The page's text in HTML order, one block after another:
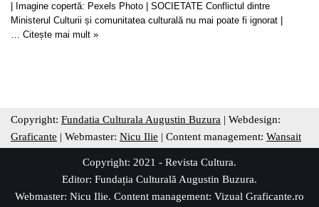
| Imagine copertă: Pexels Photo | SOCIETATE Conflictul dintre
Ministerul Culturii și comunitatea culturală nu mai poate fi ignorat |
… Citește mai mult »
Copyright: Fundatia Culturala Augustin Buzura | Webdesign:
Graficante | Webmaster: Nicu Ilie | Content management: Wansait
Copyright: 2021 - Revista Cultura.
Editor: Fundația Culturală Augustin Buzura.
Webmaster: Nicu Ilie. Content management: Vizual Graficante.ro